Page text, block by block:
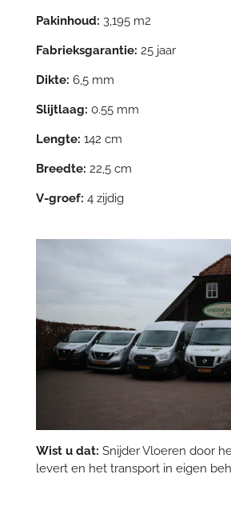
Pakinhoud: 3,195 m2
Fabrieksgarantie: 25 jaar
Dikte: 6,5 mm
Slijtlaag: 0.55 mm
Lengte: 142 cm
Breedte: 22,5 cm
V-groef: 4 zijdig
Wist u dat: Snijder Vloeren door
levert en het transport in eigen